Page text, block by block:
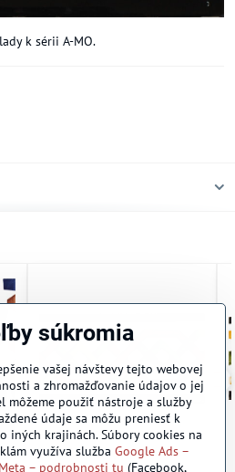
k sérii A-MO.
A-MO-11
súkromia
vašej návštevy tejto webovej
a zhromažďovanie údajov o jej
môžeme použiť nástroje a služby
údaje sa môžu preniesť k
iných krajinách. Súbory cookies na
využíva služba Google Ads –
Meta – podrobnosti tu (Facebook,